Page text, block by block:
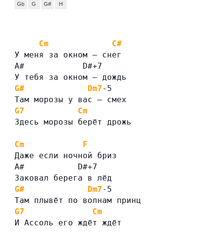
Gb G G# H
Cm
C#
У меня за окном — снег
A#            D#+7
У тебя за окном — дождь
G#
Dm7-5
Там морозы у вас — смех
G7
Cm
Здесь морозы берёт дрожь
Cm
F
Даже если ночной бриз
A#           D#+7
Заковал берега в лёд
G#
Dm7-5
Там плывёт по волнам принц
G7
Cm
И Ассоль его ждёт ждёт